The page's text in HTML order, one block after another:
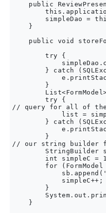
public
simpleDao =
    }
public void
        try {
} catch
        }
        try {
// query for all of the
list =
} catch
        }
// our string builder
StringBuilder
int simpleC =
for (FormModel
            simpleC++;
        }
    }